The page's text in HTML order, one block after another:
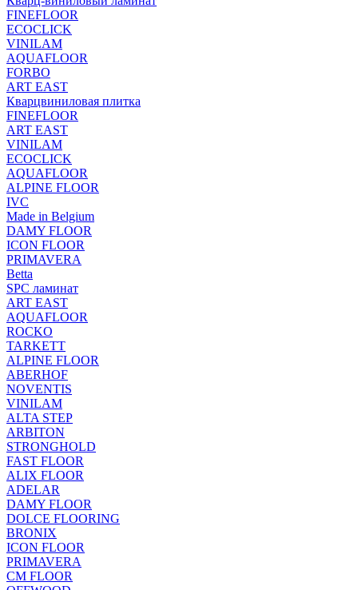
FINEFLOOR
ECOCLICK
VINILAM
AQUAFLOOR
FORBO
ART EAST
Кварцвиниловая плитка
FINEFLOOR
ART EAST
VINILAM
ECOCLICK
AQUAFLOOR
ALPINE FLOOR
IVC
Made in Belgium
DAMY FLOOR
ICON FLOOR
PRIMAVERA
Betta
SPC ламинат
ART EAST
AQUAFLOOR
ROCKO
TARKETT
ALPINE FLOOR
ABERHOF
NOVENTIS
VINILAM
ALTA STEP
ARBITON
STRONGHOLD
FAST FLOOR
ALIX FLOOR
ADELAR
DAMY FLOOR
DOLCE FLOORING
BRONIX
ICON FLOOR
PRIMAVERA
CM FLOOR